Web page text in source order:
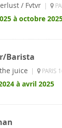
/ Fvtvr |
à octobre
Barista
juice | PARIS
à avril 2025